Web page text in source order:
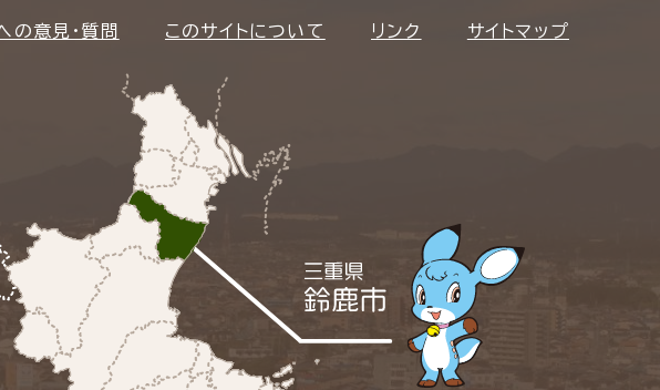
の意見・質問 このサイトについて リンク サイトマップ